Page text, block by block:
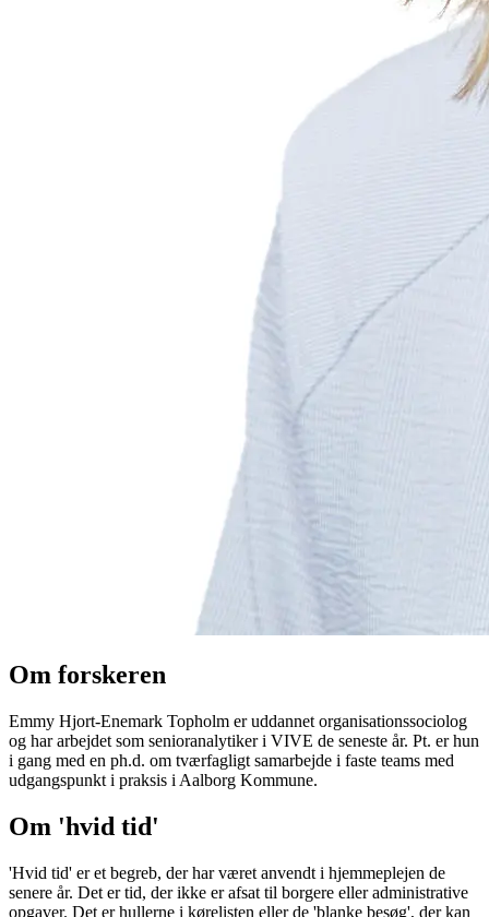
Om forskeren
Emmy Hjort-Enemark Topholm er uddannet organisationssociolog
og har arbejdet som senioranalytiker i VIVE de seneste år. Pt. er hun
i gang med en ph.d. om tværfagligt samarbejde i faste teams med
udgangspunkt i praksis i Aalborg Kommune.
Om 'hvid tid'
'Hvid tid' er et begreb, der har været anvendt i hjemmeplejen de
senere år. Det er tid, der ikke er afsat til borgere eller administrative
opgaver. Det er hullerne i kørelisten eller de 'blanke besøg', der kan